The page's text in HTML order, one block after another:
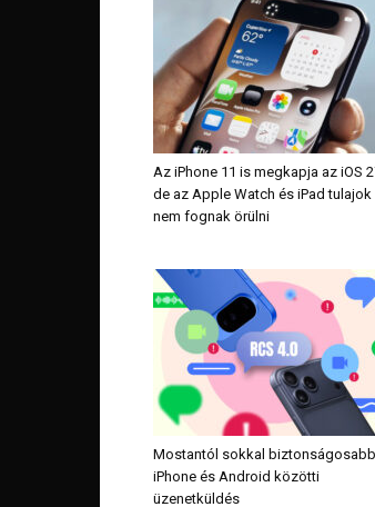
Az iPhone 11 is megkapja az iOS
de az Apple Watch és iPad tulajok
nem fognak örülni
Mostantól sokkal
iPhone és Android közötti
üzenetküldés